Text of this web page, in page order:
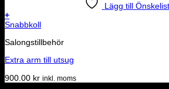
Lägg till
+
Snabbkoll
Salongstillbehör
Extra arm till utsug
900.00 kr inkl. moms